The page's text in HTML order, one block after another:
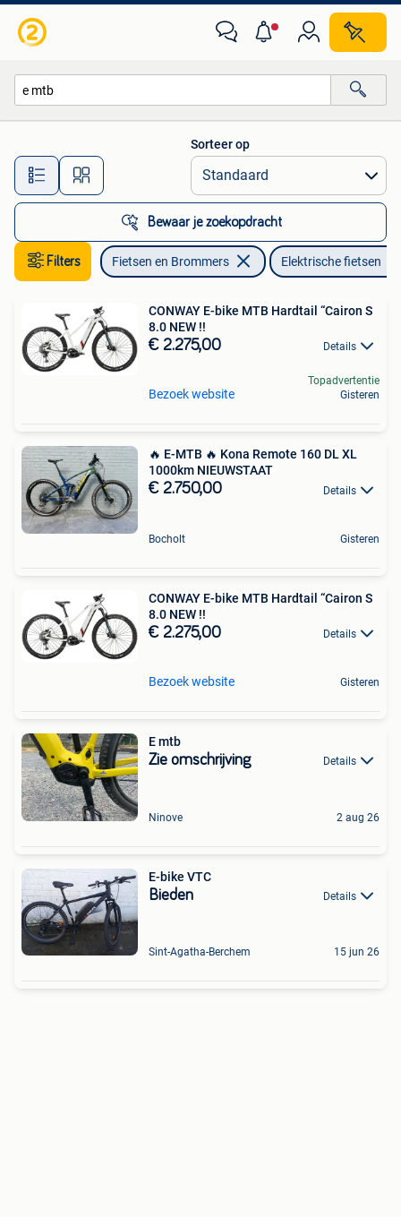
Alle afstanden…
Sorteer op
Bewaar je zoekopdracht
Filters Fietsen en Brommers Elektrische fietsen
CONWAY E-bike MTB Hardtail “Cairon S
8.0 NEW !!
€ 2.275,00 Details
Bezoek website
Topadvertentie
Gisteren
🔥 E-MTB 🔥 Kona Remote 160 DL XL
1000km NIEUWSTAAT
€ 2.750,00 Details
Bocholt Gisteren
CONWAY E-bike MTB Hardtail “Cairon S
8.0 NEW !!
€ 2.275,00 Details
Bezoek website Gisteren
E mtb
Zie omschrijving Details
Ninove 2 aug 26
E-bike VTC
Bieden Details
Sint-Agatha-Berchem 15 jun 26